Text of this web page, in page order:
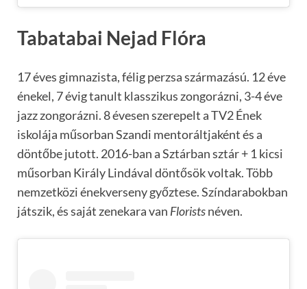
Tabatabai Nejad Flóra
17 éves gimnazista, félig perzsa származású. 12 éve
énekel, 7 évig tanult klasszikus zongorázni, 3-4 éve
jazz zongorázni. 8 évesen szerepelt a TV2 Ének
iskolája műsorban Szandi mentoráltjaként és a
döntőbe jutott. 2016-ban a Sztárban sztár + 1 kicsi
műsorban Király Lindával döntősök voltak. Több
nemzetközi énekverseny győztese. Színdarabokban
játszik, és saját zenekara van Floristsnéven.